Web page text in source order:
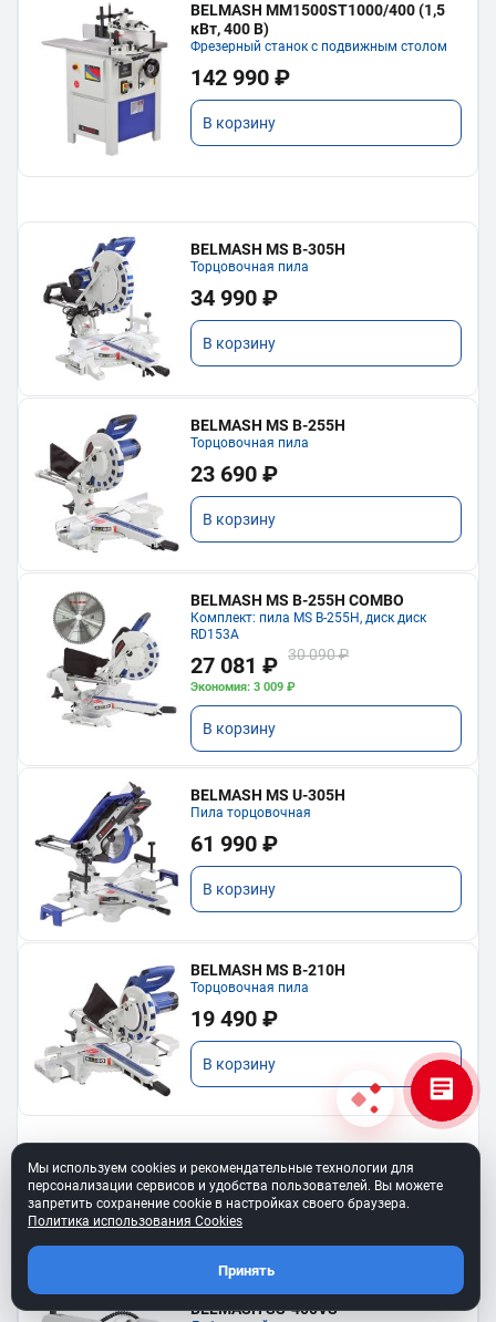
BELMASH MM1500ST1000/400 (1,5
кВт, 400 В)
Фрезерный станок с подвижным столом
142 990 ₽
В корзину
BELMASH MS B-305H
Торцовочная пила
34 990 ₽
В корзину
BELMASH MS B-255H
Торцовочная пила
23 690 ₽
В корзину
BELMASH MS B-255H COMBO
Комплект: пила MS B-255H, диск диск
RD153A
27 081 ₽ 30 090 ₽
Экономия: 3 009 ₽
В корзину
BELMASH MS U-305H
Пила торцовочная
61 990 ₽
В корзину
BELMASH MS B-210H
Торцовочная пила
19 490 ₽
В корзину
Показать еще
BELMASH SS-400VS
Мы используем cookies и рекомендательные технологии для
персонализации сервисов и удобства пользователей. Вы можете
запретить сохранение cookie в настройках своего браузера.
Политика использования Cookies
Принять